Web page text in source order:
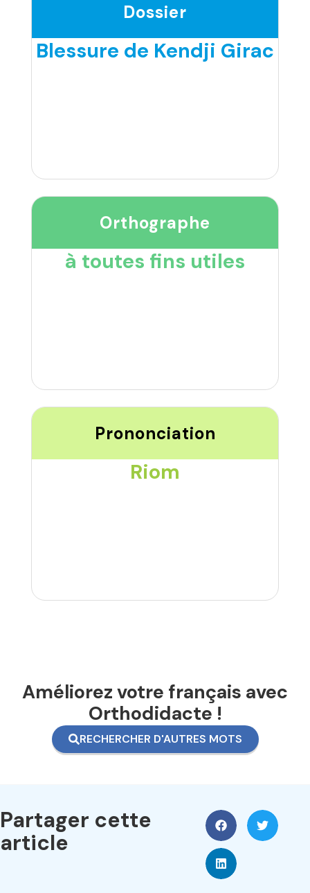
Dossier
Blessure de Kendji Girac
Orthographe
à toutes fins utiles
Prononciation
Riom
Améliorez votre français avec
Orthodidacte !
RECHERCHER D'AUTRES MOTS
Partager cette
article